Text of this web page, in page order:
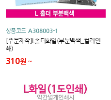
상품코드 A308003-1
[주문제작]L홀더화일(부분백색_컬러인
쇄)
310원